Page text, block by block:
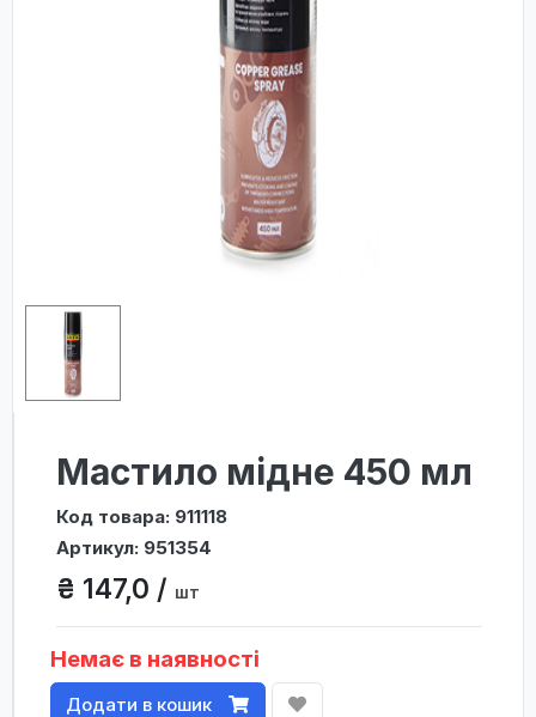
Мастило мідне 450 мл
Код товара: 911118
Артикул: 951354
₴ 147,0 / шт
Немає в наявності
Додати в кошик